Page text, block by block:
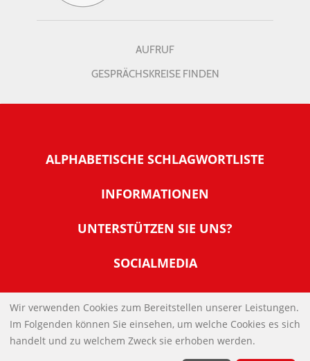
AUFRUF
GESPRÄCHSKREISE FINDEN
ALPHABETISCHE SCHLAGWORTLISTE
INFORMATIONEN
Warum NachDenkSeiten
Tipps zur Nutzung der NachDenkSeiten
Banner und E-Mail-Signaturen
Links
Kontakt
UNTERSTÜTZEN SIE UNS?
Werden Sie Fördermitglied
Spenden Sie Online
SOCIALMEDIA
IMPRESSUM
DATENSCHUTZERKLÄRUNG
Wir verwenden Cookies zum Bereitstellen unserer Leistungen.
Im Folgenden können Sie einsehen, um welche Cookies es sich
handelt und zu welchem Zweck sie erhoben werden.